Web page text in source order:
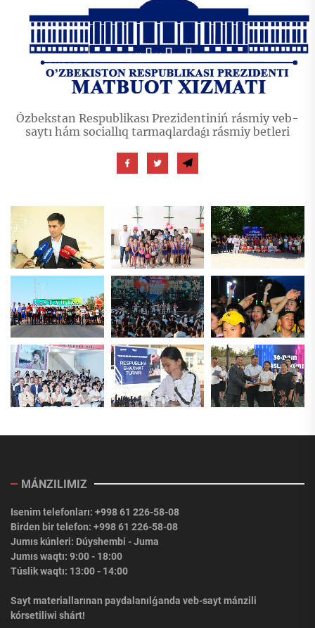
Ózbekstan Respublikası Prezidentiniń rásmiy veb-
saytı hám sociallıq tarmaqlardaǵı rásmiy betleri
MÁNZILIMIZ
Isenim telefonları: +998 61 226-58-08
Birden bir telefon: +998 61 226-58-08
Jumıs kúnleri: Dúyshembi - Juma
Jumıs waqtı: 9:00 - 18:00
Túslik waqtı: 13:00 - 14:00
Sayt materiallarınan paydalanılǵanda veb-sayt mánzili
kórsetiliwi shárt!